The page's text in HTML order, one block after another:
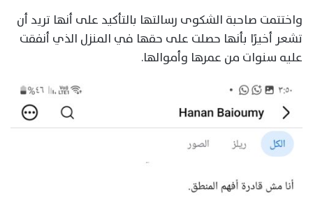
واختتمت صاحبة الشكوى رسالتها بالتأكيد على أنها تريد أن
تشعر أخيرًا بأنها حصلت على حقها في المنزل الذي أنفقت
عليه سنوات من عمرها وأموالها.